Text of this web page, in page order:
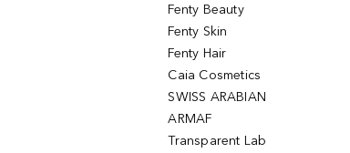
Fenty Beauty
Fenty Skin
Fenty Hair
Caia Cosmetics
SWISS ARABIAN
ARMAF
Transparent Lab